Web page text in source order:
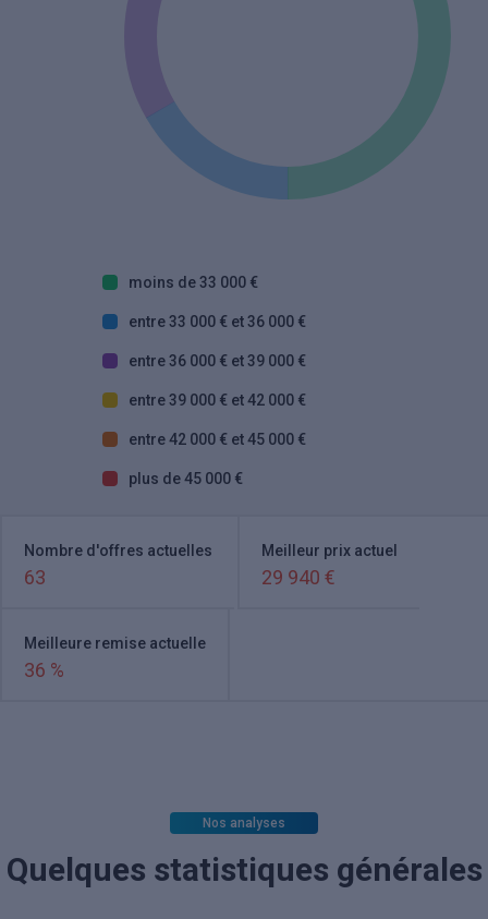
moins de 33 000 €
entre 33 000 € et 36 000 €
entre 36 000 € et 39 000 €
entre 39 000 € et 42 000 €
entre 42 000 € et 45 000 €
plus de 45 000 €
Nombre d'offres actuelles
63
Meilleur prix actuel
29 940 €
Meilleure remise actuelle
36 %
Nos analyses
Quelques statistiques générales